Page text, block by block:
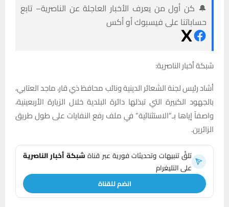
🔔 كن أول من يعرف الأخبار العاجلة عن الناصرية– تابع
حساباتنا على فيسبوك أو أكس
شبكة أخبار الناصرية:
أشاد رئيس لجنة الشعائر الدينية ونائب محافظ ذي قار، ماجد العتابي،
بالجهود الكبيرة التي تبذلها دائرة البلدية خلال الزيارة الأربعينية،
واصفاً إياها بـ”الاستثنائية” في ملف رفع النفايات على طول طريق
الزائرين.
تلقَّ تنبيهات وتحديثات فورية عبر قناةشبكة أخبار الناصرية
على التليغرام
انضم للقناة